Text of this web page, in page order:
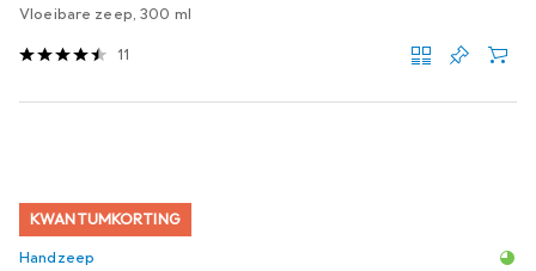
Vloeibare zeep, 300 ml
11
KWANTUMKORTING
Handzeep